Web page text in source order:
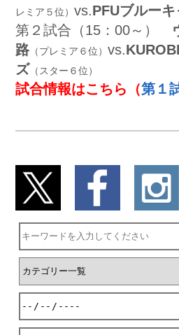
レミア５位）vs.PFUブルーキ
第２試合（15：00～）
路 （プレミア６位）vs.
ズ （スター６位）
試合情報はこちら （第１